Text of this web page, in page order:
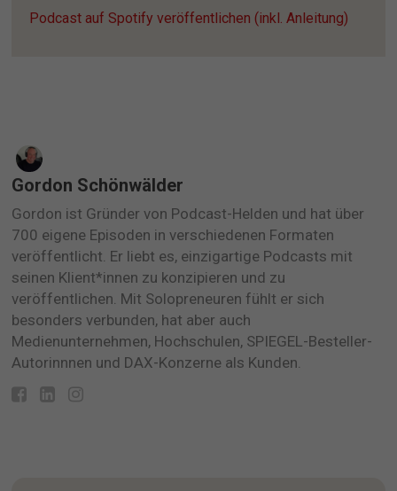
Podcast auf Spotify veröffentlichen (inkl. Anleitung)
Gordon Schönwälder
Gordon ist Gründer von Podcast-Helden und hat über
700 eigene Episoden in verschiedenen Formaten
veröffentlicht. Er liebt es, einzigartige Podcasts mit
seinen Klient*innen zu konzipieren und zu
veröffentlichen. Mit Solopreneuren fühlt er sich
besonders verbunden, hat aber auch
Medienunternehmen, Hochschulen, SPIEGEL-Besteller-
Autorinnnen und DAX-Konzerne als Kunden.